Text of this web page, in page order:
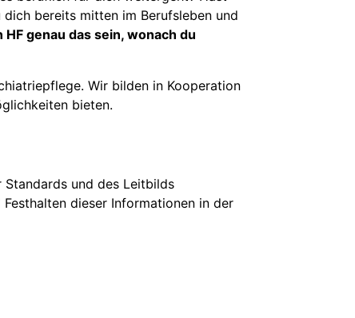
bereits mitten im Berufsleben und
genau das sein, wonach du
Wir bilden in Kooperation
bieten.
und des Leitbilds
dieser Informationen in der